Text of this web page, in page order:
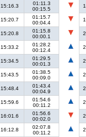
15:16.3
01:11.3
00:15.5
15:20.7
01:15.7
00:04.4
15:20.8
01:15.8
00:00.1
15:33.2
01:28.2
00:12.4
15:34.5
01:29.5
00:01.3
15:43.5
01:38.5
00:09.0
15:48.4
01:43.4
00:04.9
15:59.6
01:54.6
00:11.2
16:01.6
01:56.6
00:02.0
16:12.8
02:07.8
00:11.2